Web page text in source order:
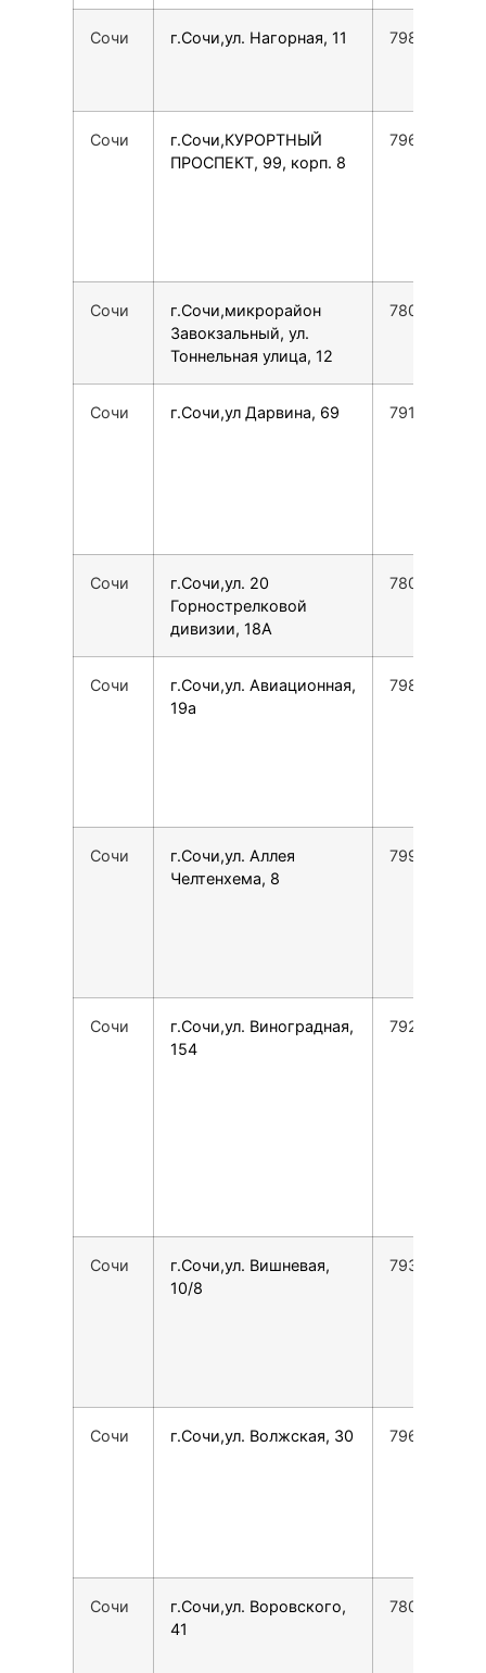
Сочи г.Сочи,ул. Нагорная, 11
Сочи
г.Сочи,КУРОРТНЫЙ
ПРОСПЕКТ, 99, корп. 8
Сочи
г.Сочи,микрорайон
Завокзальный, ул.
Тоннельная улица, 12
Сочи г.Сочи,ул Дарвина, 69
Сочи
г.Сочи,ул. 20
Горнострелковой
дивизии, 18А
Сочи
г.Сочи,ул. Авиационная,
19а
Сочи
г.Сочи,ул. Аллея
Челтенхема, 8
Сочи
г.Сочи,ул. Виноградная,
154
Сочи
г.Сочи,ул. Вишневая,
10/8
Сочи г.Сочи,ул. Волжская, 30
Сочи
г.Сочи,ул. Воровского,
41